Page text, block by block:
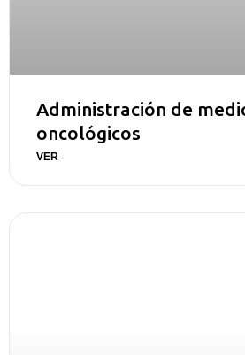
Administración de
oncológicos
VER